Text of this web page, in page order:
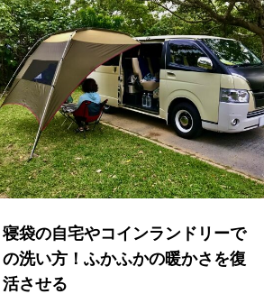
寝袋の自宅やコインランドリーで
の洗い方！ふかふかの暖かさを復
活させる